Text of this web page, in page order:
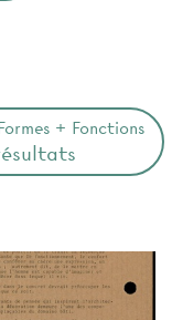
+ Fonctions